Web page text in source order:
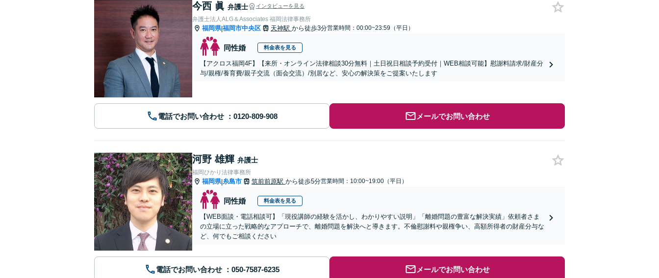
今西 眞 弁護士 インタビューを見る
弁護士法人ALG＆Associates 福岡法律事務所
福岡県|福岡市中央区 天神駅 から徒歩3分営業時間：00:00~23:59（平日）
同性婚 料金表を見る
【アクロス福岡4F】【来所・オンライン法律相談30分無料｜土日祝日相談予約受付｜WEB相談可能】慰謝料請求/財産分
与/親権/養育費/親子交流（面会交流）/別居など、安心の解決策をご提案いたします
電話でお問い合わせ メールでお問い合わせ
河野 雄輝 弁護士
福岡ひかり法律事務所
福岡県|糸島市 筑前前原駅 から徒歩5分営業時間：10:00~19:00（平日）
同性婚 料金表を見る
【WEB面談・電話相談可】「現役講師の経験を活かし、わかりやすい説明」「離婚問題の豊富な解決実績」依頼者さま
の立場に立った戦略的なアプローチで、離婚問題を解決へと導きます。不倫慰謝料や親権争い、高額所得者の財産分与な
ど、何でもご相談ください
電話でお問い合わせ メールでお問い合わせ